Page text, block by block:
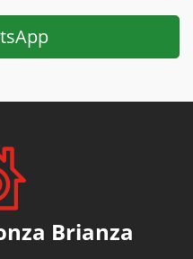
Brianza